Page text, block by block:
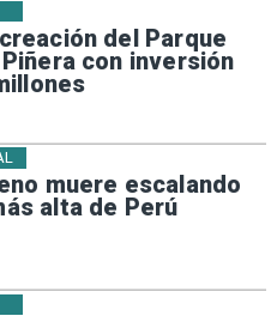
del Parque
con inversión
muere escalando
alta de Perú